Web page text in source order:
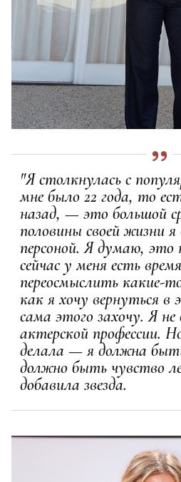
"Я столкнулась с
мне было 22 года, то
назад, — это большой
половины своей жизни
персоной. Я думаю, это
сейчас у меня есть
переосмыслить какие-
как я хочу вернуться
сама этого захочу. Я
актерской профессии.
делала — я должна
должно быть чувство
добавила звезда.